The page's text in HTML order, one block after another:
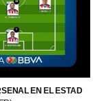
EN EL ESTAD